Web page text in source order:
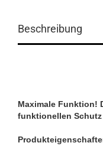
Beschreibung
Maximale Funktion!
funktionellen